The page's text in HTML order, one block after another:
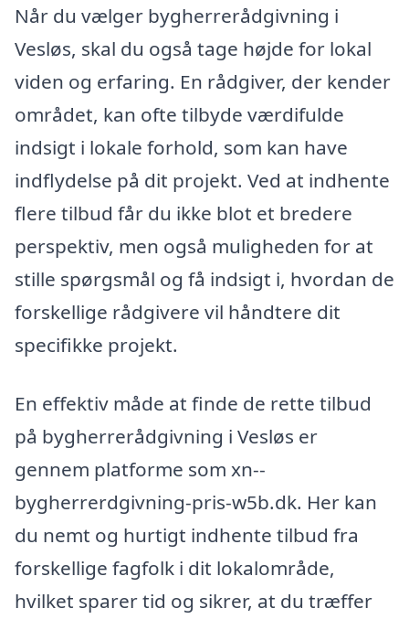
Når du vælger bygherrerådgivning i
Vesløs, skal du også tage højde for lokal
viden og erfaring. En rådgiver, der kender
området, kan ofte tilbyde værdifulde
indsigt i lokale forhold, som kan have
indflydelse på dit projekt. Ved at indhente
flere tilbud får du ikke blot et bredere
perspektiv, men også muligheden for at
stille spørgsmål og få indsigt i, hvordan de
forskellige rådgivere vil håndtere dit
specifikke projekt.
En effektiv måde at finde de rette tilbud
på bygherrerådgivning i Vesløs er
gennem platforme som xn--
bygherrerdgivning-pris-w5b.dk. Her kan
du nemt og hurtigt indhente tilbud fra
forskellige fagfolk i dit lokalområde,
hvilket sparer tid og sikrer, at du træffer